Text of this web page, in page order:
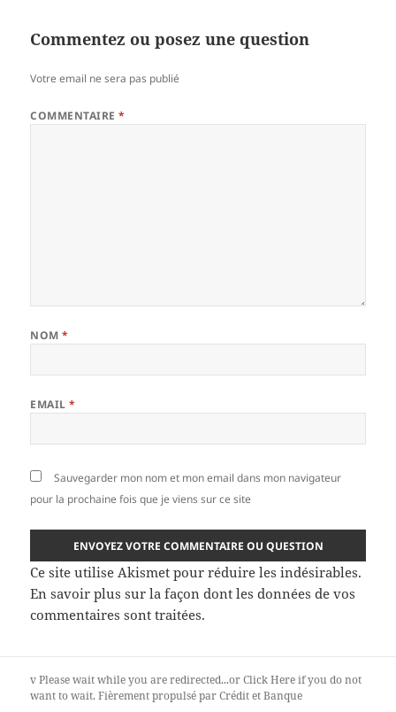
Commentez ou posez une question
Votre email ne sera pas publié
COMMENTAIRE*
NOM*
EMAIL*
Sauvegarder mon nom et mon email dans mon navigateur
pour la prochaine fois que je viens sur ce site
Ce site utilise Akismet pour réduire les indésirables.
En savoir plus sur la façon dont les données de vos
commentaires sont traitées.
vPlease wait while you are redirected...orClick Hereif you do not
want to wait.Fièrement propulsé par Crédit et Banque